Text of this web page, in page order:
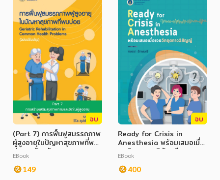
จบ
(Part 7) การฟื้นฟูสมรรถภาพ
ผู้สูงอายุในปัญหาสุขภาพที่พบ
บ่อย ฉบับปรับปรุง
(Geriatric Rehabilitation
in Common Health
EBook
149
จบ
Ready for Crisis in
Anesthesia พร้อมเสมอเมื่อ
เจอวิกฤตทางวิสัญญี
EBook
400